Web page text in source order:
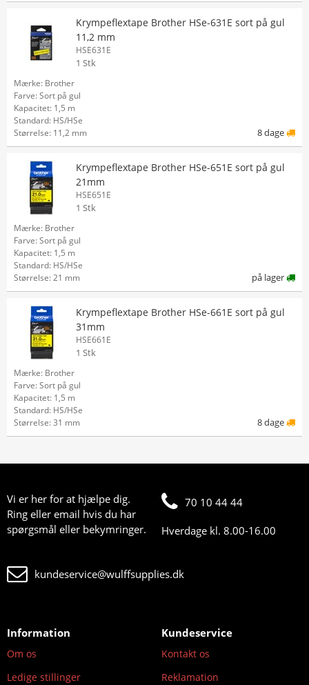
Krympeflextape Brother HSe-631E sort på gul
11,2 mm
HSE631E
1 Stk
Mærke: Brother
Farve: Sort på gul
Kapacitet: 1,5 m
Standard: HS/HSe
Størrelse: 11,2 mm
8 dage
Krympeflextape Brother HSe-651E sort på gul
21mm
HSE651E
1 Stk
Mærke: Brother
Farve: Sort på gul
Kapacitet: 1,5 m
Standard: HS/HSe
Størrelse: 21 mm
på lager
Krympeflextape Brother HSe-661E sort på gul
31mm
HSE661E
1 Stk
Mærke: Brother
Farve: Sort på gul
Kapacitet: 1,5 m
Standard: HS/HSe
Størrelse: 31 mm
8 dage
Vi er her for at hjælpe dig.
Ring eller email hvis du har
spørgsmål eller bekymringer.
70 10 44 44
Hverdage kl. 8.00-16.00
kundeservice@wulffsupplies.dk
Information
Om os
Ledige stillinger
Kundeservice
Kontakt os
Reklamation